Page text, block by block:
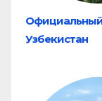
Официальный
Узбекистан